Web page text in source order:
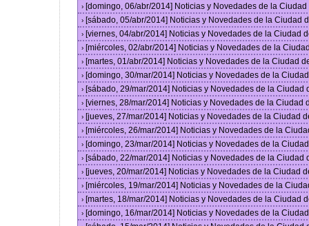
› [domingo, 06/abr/2014] Noticias y Novedades de la
› [sábado, 05/abr/2014] Noticias y Novedades de la Ciudad
› [viernes, 04/abr/2014] Noticias y Novedades de la Ciudad
› [miércoles, 02/abr/2014] Noticias y Novedades de la
› [martes, 01/abr/2014] Noticias y Novedades de la Ciudad
› [domingo, 30/mar/2014] Noticias y Novedades de la
› [sábado, 29/mar/2014] Noticias y Novedades de la Ciudad
› [viernes, 28/mar/2014] Noticias y Novedades de la Ciudad
› [jueves, 27/mar/2014] Noticias y Novedades de la Ciudad
› [miércoles, 26/mar/2014] Noticias y Novedades de la
› [domingo, 23/mar/2014] Noticias y Novedades de la
› [sábado, 22/mar/2014] Noticias y Novedades de la Ciudad
› [jueves, 20/mar/2014] Noticias y Novedades de la Ciudad
› [miércoles, 19/mar/2014] Noticias y Novedades de la
› [martes, 18/mar/2014] Noticias y Novedades de la Ciudad
› [domingo, 16/mar/2014] Noticias y Novedades de la